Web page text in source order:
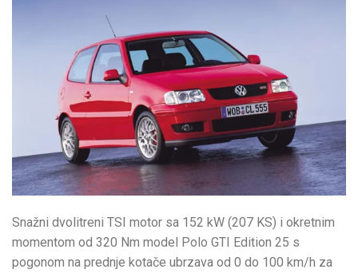
Snažni dvolitreni TSI motor sa 152 kW (207 KS) i okretnim
momentom od 320 Nm model Polo GTI Edition 25 s
pogonom na prednje kotače ubrzava od 0 do 100 km/h za